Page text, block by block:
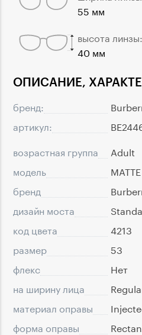
ОПИСАНИЕ,
бренд:
артикул:
возрастная группа
Adult
модель
бренд
дизайн моста
код цвета
4213
размер
53
флекс
Нет
на ширину лица
материал оправы
форма оправы
55 мм
высота линзы:
40 мм